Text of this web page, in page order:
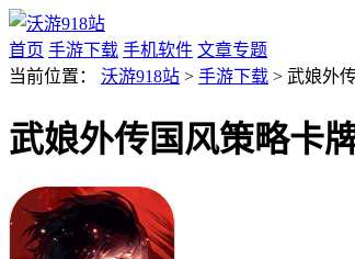
首页 手游下载 手机软件 文章专题
当前位置： 沃游918站 > 手游下载 > 武娘外
武娘外传国风策略卡